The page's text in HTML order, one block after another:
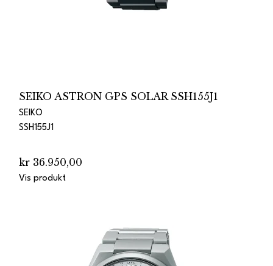
SEIKO ASTRON GPS SOLAR SSH155J1
SEIKO
SSH155J1
kr 36.950,00
Vis produkt